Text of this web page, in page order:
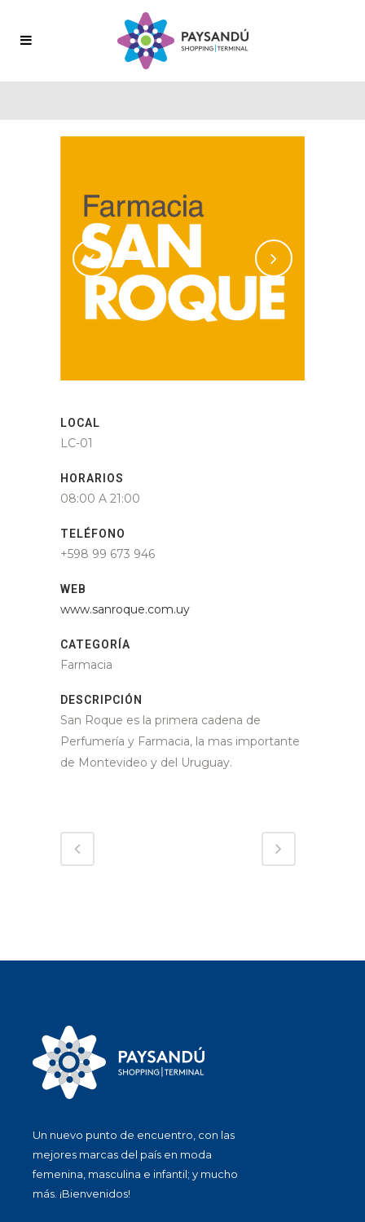
LOCAL
LC-01
HORARIOS
08:00 A 21:00
TELÉFONO
+598 99 673 946
WEB
www.sanroque.com.uy
CATEGORÍA
Farmacia
DESCRIPCIÓN
San Roque es la primera cadena de
Perfumería y Farmacia, la mas importante
de Montevideo y del Uruguay.
Un nuevo punto de encuentro, con las
mejores marcas del país en moda
femenina, masculina e infantil; y mucho
más. ¡Bienvenidos!